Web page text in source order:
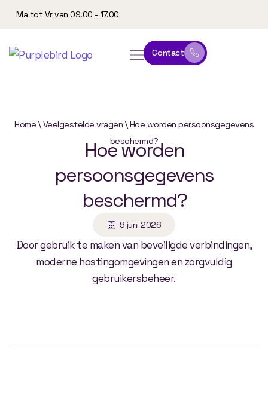
Ma tot Vr van 09.00 - 17.00
Contact
Home \Veelgestelde vragen \Hoe worden persoonsgegevens
beschermd?
Hoeworden
persoonsgegevens
beschermd?
9 juni 2026
Door gebruik te maken van beveiligde verbindingen,
moderne hostingomgevingen en zorgvuldig
gebruikersbeheer.